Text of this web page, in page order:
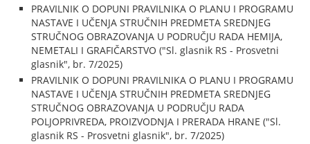
PRAVILNIK O DOPUNI PRAVILNIKA O PLANU I PROGRAMU
NASTAVE I UČENJA STRUČNIH PREDMETA SREDNJEG
STRUČNOG OBRAZOVANJA U PODRUČJU RADA HEMIJA,
NEMETALI I GRAFIČARSTVO ("Sl. glasnik RS - Prosvetni
glasnik", br. 7/2025)
PRAVILNIK O DOPUNI PRAVILNIKA O PLANU I PROGRAMU
NASTAVE I UČENJA STRUČNIH PREDMETA SREDNJEG
STRUČNOG OBRAZOVANJA U PODRUČJU RADA
POLJOPRIVREDA, PROIZVODNJA I PRERADA HRANE ("Sl.
glasnik RS - Prosvetni glasnik", br. 7/2025)